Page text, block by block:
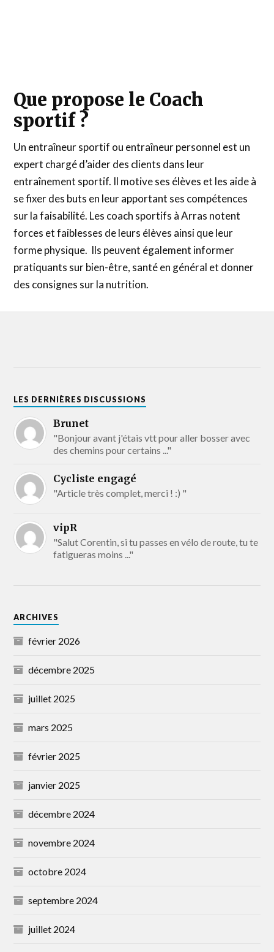
Que propose le Coach
sportif ?
Un entraîneur sportif ou entraîneur personnel est un
expert chargé d’aider des clients dans leur
entraînement sportif. Il motive ses élèves et les aide à
se fixer des buts en leur apportant ses compétences
sur la faisabilité. Les coach sportifs à Arras notent
forces et faiblesses de leurs élèves ainsi que leur
forme physique. Ils peuvent également informer
pratiquants sur bien-être, santé en général et donner
des consignes sur la nutrition.
LES DERNIÈRES DISCUSSIONS
Brunet
"Bonjour avant j'étais vtt pour aller bosser avec
des chemins pour certains ..."
Cycliste engagé
"Article très complet, merci ! :) "
vipR
"Salut Corentin, si tu passes en vélo de route, tu te
fatigueras moins ..."
ARCHIVES
février 2026
décembre 2025
juillet 2025
mars 2025
février 2025
janvier 2025
décembre 2024
novembre 2024
octobre 2024
septembre 2024
juillet 2024